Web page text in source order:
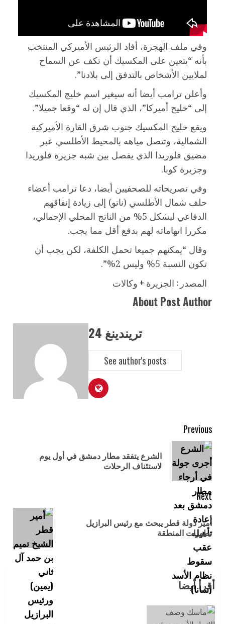
وفي ملف الهجرة، أفاد الرئيس الأميركي المنتخب
بأنه “يتعين على المكسيك أن تكف عن السماح
لملايين الأشخاص بالتدفق إلى بلادنا”.
وأعلن ترامب أيضا أنه سيغير اسم خليج المكسيك
إلى “خليج أميركا”، الذي قال إن له “وقعا جميلا”.
ويقع خليج المكسيك جنوب شرق القارة الأميركية
الشمالية، وتتصل مياهه بالمحيط الأطلسي عبر
مضيق فلوريدا الذي يفصل بين شبه جزيرة فلوريدا
وجزيرة كوبا.
وفي تصريحاته للصحفيين أيضا، دعا ترامب أعضاء
حلف شمال الأطلسي (ناتو) إلى زيادة إنفاقهم
الدفاعي ليشكل 5% من الناتج المحلي الإجمالي،
مكررا اتهاماته لهم بدفع أقل مما يجب.
وقال “يمكنهم جميعا تحمل الكلفة، لكن يجب أن
تكون النسبة 5% وليس 2%”.
المصدر : الجزيرة + وكالات
About Post Author
تريندينغ 24
See author's posts
Previous
الشرع يتفقد مطار دمشق في أول يوم
لاستئناف الرحلات
Next
أمير دولة قطر يبحث مع رئيس البرازيل
تطورات المنطقة
أقرأ أيضا